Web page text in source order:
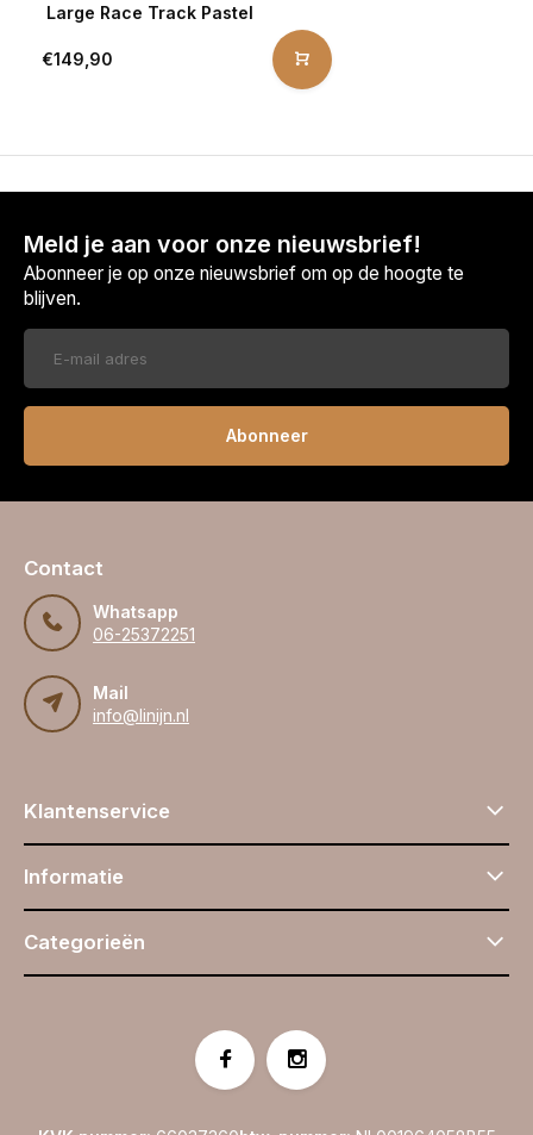
Large Race Track Pastel
€149,90
Meld je aan voor onze nieuwsbrief!
Abonneer je op onze nieuwsbrief om op de hoogte te
blijven.
Abonneer
Contact
Whatsapp
06-25372251
Mail
info@linijn.nl
Klantenservice
Informatie
Categorieën